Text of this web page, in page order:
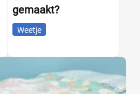
gemaakt?
Weetje